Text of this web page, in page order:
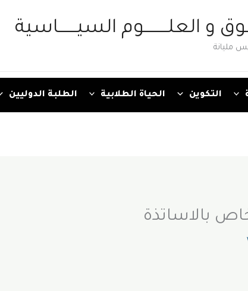
و العلــــــــوم السيــــــاسية
مليانة
التكوين الحياة الطلابية الطلبة الدوليين
بالاساتذة